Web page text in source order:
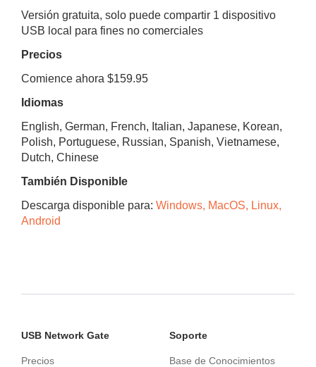
Versión gratuita, solo puede compartir 1 dispositivo
USB local para fines no comerciales
Precios
Comience ahora $159.95
Idiomas
English, German, French, Italian, Japanese, Korean,
Polish, Portuguese, Russian, Spanish, Vietnamese,
Dutch, Chinese
También Disponible
Descarga disponible para: Windows, MacOS, Linux,
Android
USB Network Gate
Precios
Soporte
Base de Conocimientos